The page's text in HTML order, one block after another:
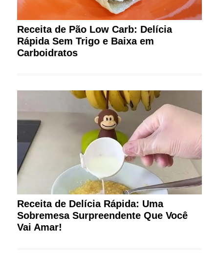
Receita de Pão Low Carb: Delícia
Rápida Sem Trigo e Baixa em
Carboidratos
Receita de Delícia Rápida: Uma
Sobremesa Surpreendente Que Você
Vai Amar!